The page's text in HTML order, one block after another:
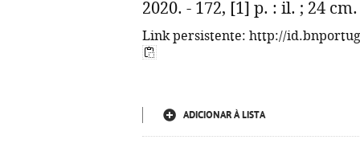
2020. - 172, [1] p. : il. ; 24
Link persistente: http://
ADICIONAR À LISTA